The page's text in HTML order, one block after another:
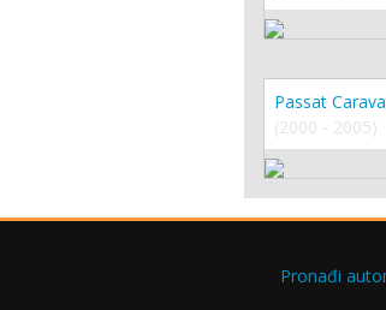
Passat
(2000 - 2005)
Pronađi